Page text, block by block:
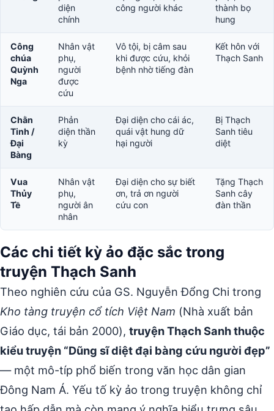
diện
chính
công người khác
thành bọ
hung
Công
chúa
Quỳnh
Nga
Nhân vật
phụ,
người
được
cứu
Vô tội, bị câm sau
khi được cứu, khỏi
bệnh nhờ tiếng đàn
Kết hôn với
Thạch Sanh
Chằn
Tinh /
Đại
Bàng
Phản
diện thần
kỳ
Đại diện cho cái ác,
quái vật hung dữ
hại người
Bị Thạch
Sanh tiêu
diệt
Vua
Thủy
Tề
Nhân vật
phụ,
người ân
nhân
Đại diện cho sự biết
ơn, trả ơn người
cứu con
Tặng Thạch
Sanh cây
đàn thần
Các chi tiết kỳ ảo đặc sắc trong
truyện Thạch Sanh
Theo nghiên cứu của GS. Nguyễn Đổng Chi trong
Kho tàng truyện cổ tích Việt Nam (Nhà xuất bản
Giáo dục, tái bản 2000), truyện Thạch Sanh thuộc
kiểu truyện “Dũng sĩ diệt đại bàng cứu người đẹp”
— một mô-típ phổ biến trong văn học dân gian
Đông Nam Á. Yếu tố kỳ ảo trong truyện không chỉ